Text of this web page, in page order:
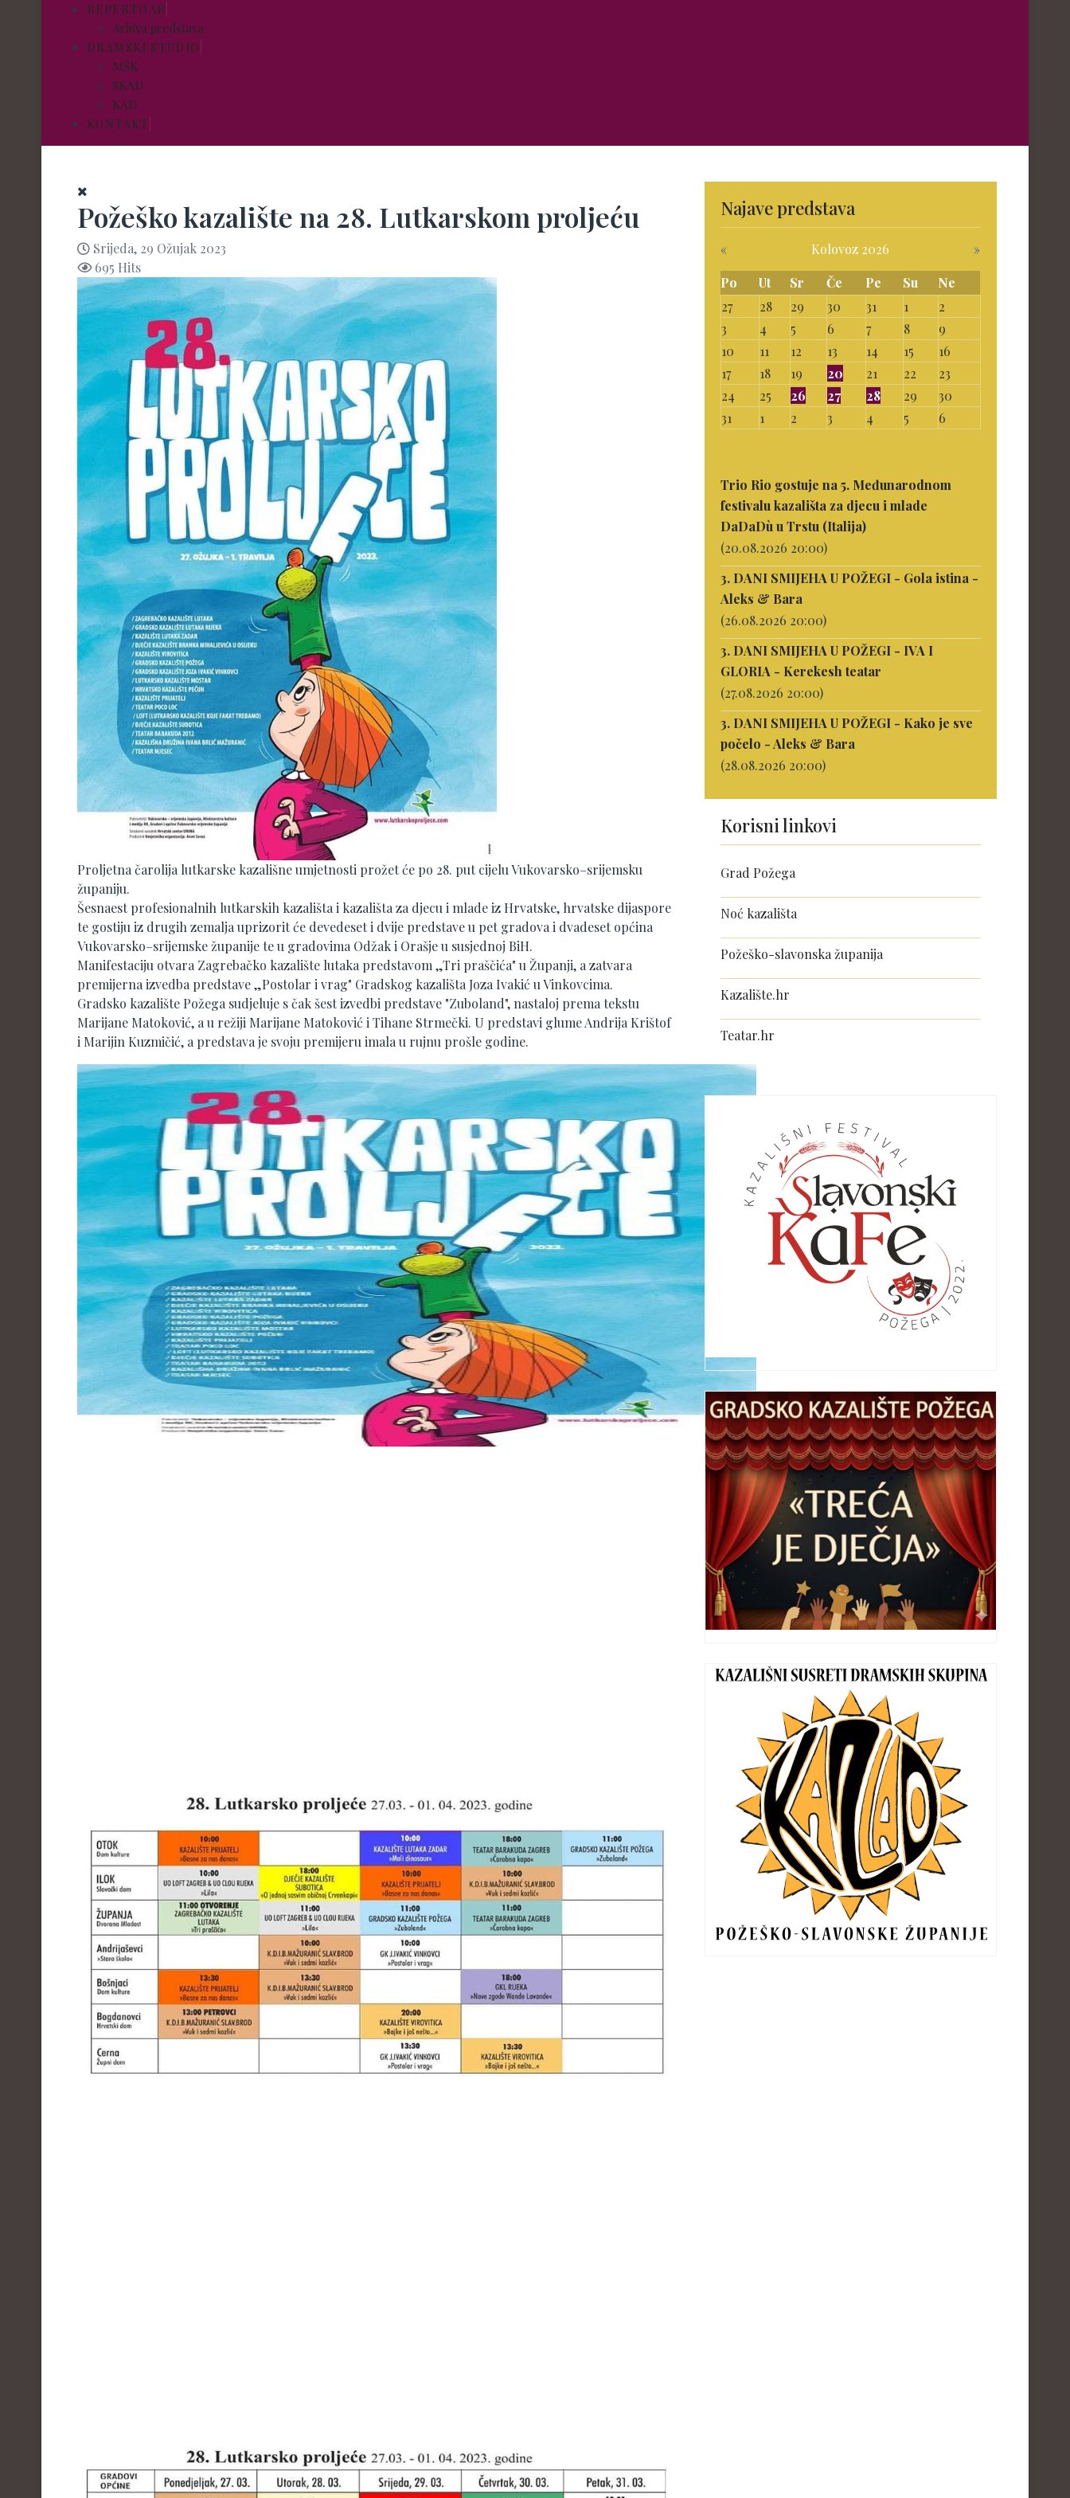
REPERTOAR
Arhiva predstava
DRAMSKI STUDIO
MŠK
SKAD
KAD
KONTAKT
Požeško kazalište na 28. Lutkarskom proljeću
Srijeda, 29 Ožujak 2023
695 Hits
Proljetna čarolija lutkarske kazališne umjetnosti prožet će po 28. put cijelu Vukovarsko–srijemsku
županiju.
Šesnaest profesionalnih lutkarskih kazališta i kazališta za djecu i mlade iz Hrvatske, hrvatske dijaspore
te gostiju iz drugih zemalja uprizorit će devedeset i dvije predstave u pet gradova i dvadeset općina
Vukovarsko–srijemske županije te u gradovima Odžak i Orašje u susjednoj BiH.
Manifestaciju otvara Zagrebačko kazalište lutaka predstavom „Tri praščića" u Županji, a zatvara
premijerna izvedba predstave „Postolar i vrag" Gradskog kazališta Joza Ivakić u Vinkovcima.
Gradsko kazalište Požega sudjeluje s čak šest izvedbi predstave "Zuboland", nastaloj prema tekstu
Marijane Matoković, a u režiji Marijane Matoković i Tihane Strmečki. U predstavi glume Andrija Krištof
i Marijin Kuzmičić, a predstava je svoju premijeru imala u rujnu prošle godine.
Najave predstava
« Kolovoz 2026
»
Po
Ut Sr Če Pe Su
Ne
27
28 29 30 31 1
2
3
4 5 6 7 8
9
10
11 12 13 14 15
16
17
18 19 20 21 22
23
24
25 26 27 28 29
30
31
1 2 3 4 5 6
Trio Rio gostuje na 5. Međunarodnom
festivalu kazališta za djecu i mlade
DaDaDù u Trstu (Italija)
(20.08.2026 20:00)
3. DANI SMIJEHA U POŽEGI - Gola istina -
Aleks & Bara
(26.08.2026 20:00)
3. DANI SMIJEHA U POŽEGI - IVA I
GLORIA - Kerekesh teatar
(27.08.2026 20:00)
3. DANI SMIJEHA U POŽEGI - Kako je sve
počelo - Aleks & Bara
(28.08.2026 20:00)
Korisni linkovi
Grad Požega
Noć kazališta
Požeško-slavonska županija
Kazalište.hr
Teatar.hr